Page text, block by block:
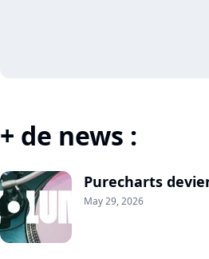
+ de news :
Purecharts
May 29, 2026